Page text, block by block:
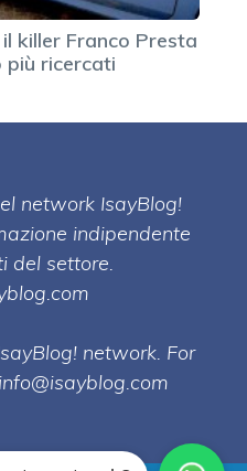
killer Franco Presta
ricercati
network IsayBlog!
indipendente
del settore.
network. For
info@isayblog.com